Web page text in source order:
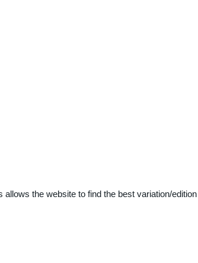
the website to find the best variation/edition